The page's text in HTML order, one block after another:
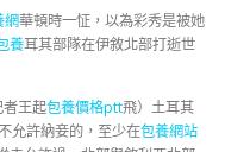
網華頓時一怔，以為彩秀是被她
養耳其部隊在伊敘北部打逝世
王起包養價格ptt飛）土耳其
允許納妾的，至少在包養網站